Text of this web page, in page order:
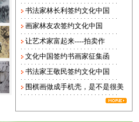
书法家林长利签约文化中国
画家林友农签约文化中国
让艺术家富起来----拍卖作
文化中国签约书画家征集函
书法家王敬民签约文化中国
围棋画做成手机壳，是不是很美